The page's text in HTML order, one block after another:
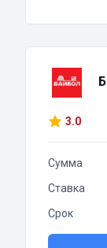
3.0
Сумма
Ставка
Срок